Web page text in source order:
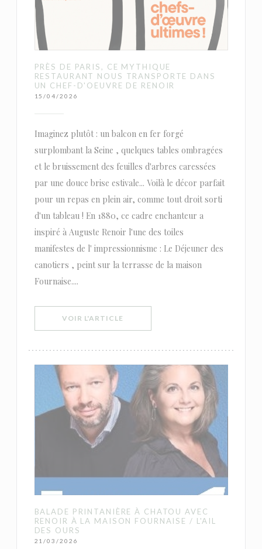
PRÈS DE PARIS, CE MYTHIQUE
RESTAURANT NOUS TRANSPORTE DANS
UN CHEF-D'OEUVRE DE RENOIR
15/04/2026
Imaginez plutôt : un balcon en fer forgé
surplombant la Seine , quelques tables ombragées
et le bruissement des feuilles d'arbres caressées
par une douce brise estivale... Voilà le décor parfait
pour un repas en plein air, comme tout droit sorti
d'un tableau ! En 1880, ce cadre enchanteur a
inspiré à Auguste Renoir l'une des toiles
manifestes de l' impressionnisme : Le Déjeuner des
canotiers , peint sur la terrasse de la maison
Fournaise....
VOIR L'ARTICLE
BALADE PRINTANIÈRE À CHATOU AVEC
RENOIR À LA MAISON FOURNAISE / L'AIL
DES OURS
21/03/2026